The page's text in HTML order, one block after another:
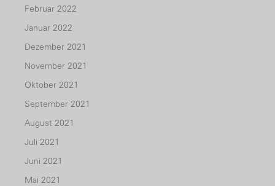
Februar 2022
Januar 2022
Dezember 2021
November 2021
Oktober 2021
September 2021
August 2021
Juli 2021
Juni 2021
Mai 2021